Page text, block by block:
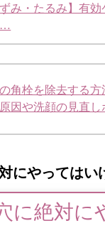
み・たるみ】有
…
角栓を除去する方
因や洗顔の見直し
にやってはい
に絶対に